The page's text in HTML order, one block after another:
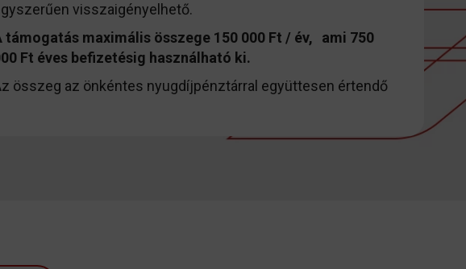
visszaigényelhető.
támogatás maximális összege 150 000 Ft / év, ami 750
Ft éves befizetésig használható ki.
összeg az önkéntes nyugdíjpénztárral együttesen értendő